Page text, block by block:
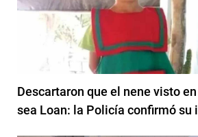
Descartaron que el nene visto
sea Loan: la Policía confirmó su